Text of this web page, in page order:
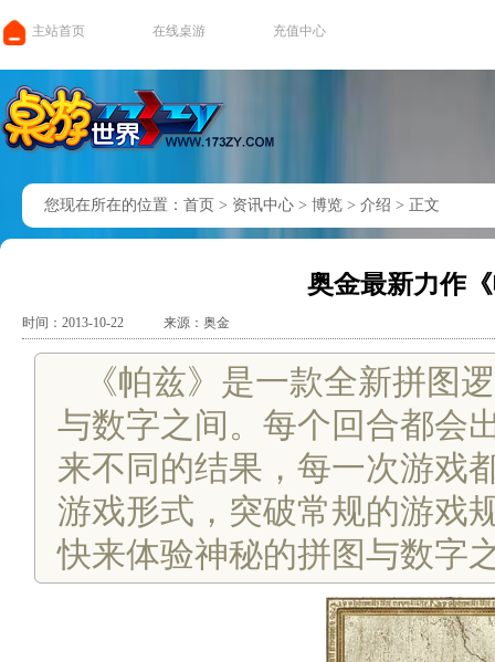
主站首页 在线桌游 充值中心
您现在所在的位置： 首页 > 资讯中心 > 博览 > 介绍 > 正文
奥金最新力作
时间：2013-10-22 来源：奥金
《帕兹》是一款全新拼图
与数字之间。每个回合都会
来不同的结果，每一次游戏
游戏形式，突破常规的游戏
快来体验神秘的拼图与数字